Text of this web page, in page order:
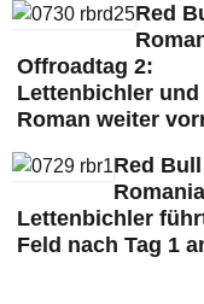
Red
Offroadtag 2:
Lettenbichler und
Roman weiter
Red Bull
Lettenbichler
Feld nach Tag 1